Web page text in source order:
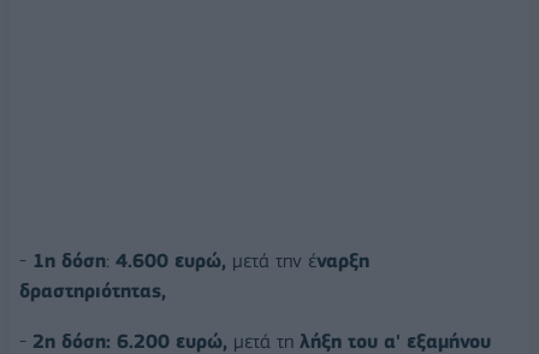
- 1η δόση: 4.600 ευρώ, μετά την έναρξη
δραστηριότητας,
- 2η δόση: 6.200 ευρώ, μετά τη λήξη του α' εξαμήνου